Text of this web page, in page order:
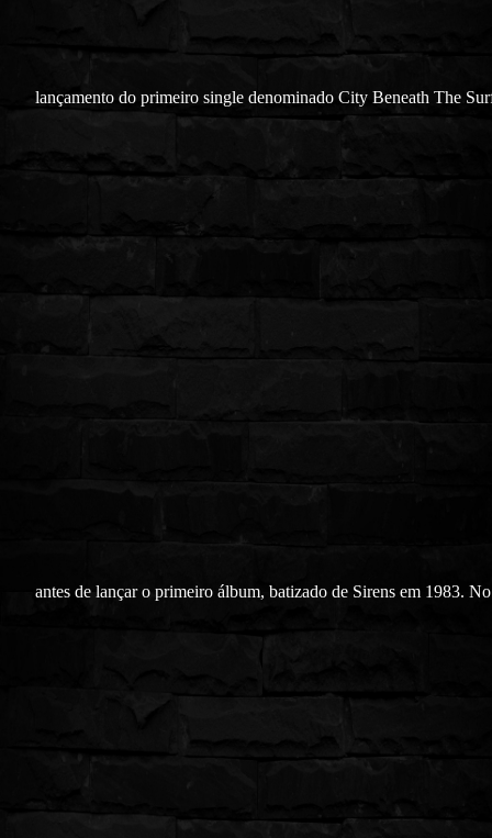
lançamento do primeiro single denominado City Beneath The
antes de lançar o primeiro álbum, batizado de Sirens em 1983.